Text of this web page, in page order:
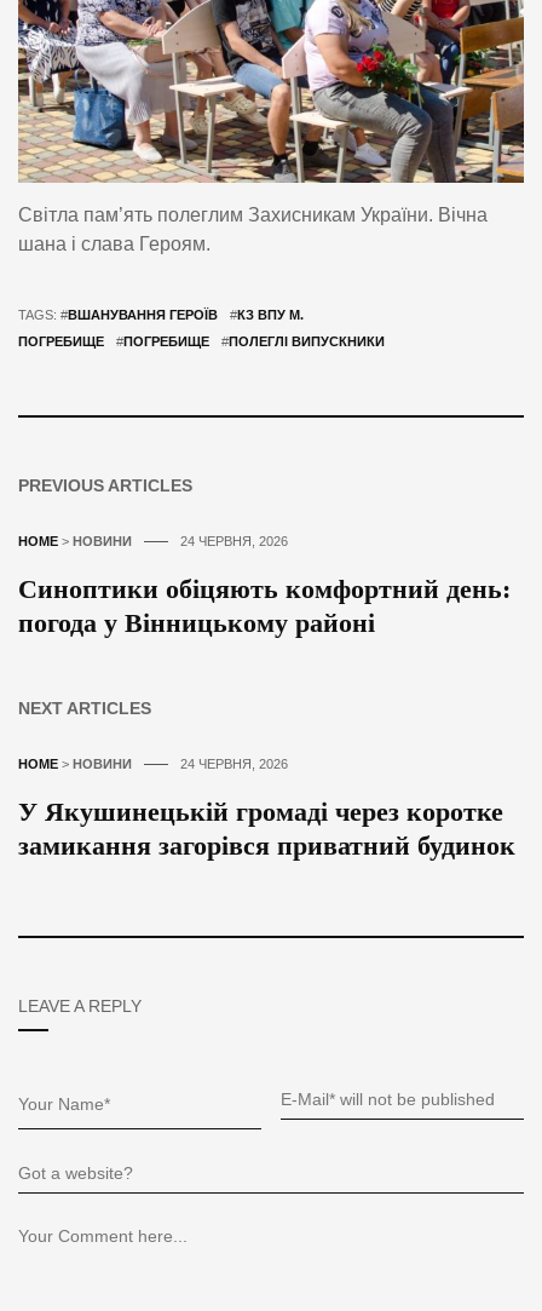
Світла пам’ять полеглим Захисникам України. Вічна
шана і слава Героям.
TAGS: #ВШАНУВАННЯ ГЕРОЇВ #КЗ ВПУ М.
ПОГРЕБИЩЕ
#ПОГРЕБИЩЕ #ПОЛЕГЛІ ВИПУСКНИКИ
PREVIOUS ARTICLES
HOME > НОВИНИ 24 ЧЕРВНЯ, 2026
Синоптики обіцяють комфортний день:
погода у Вінницькому районі
NEXT ARTICLES
HOME > НОВИНИ 24 ЧЕРВНЯ, 2026
У Якушинецькій громаді через коротке
замикання загорівся приватний будинок
LEAVE A REPLY